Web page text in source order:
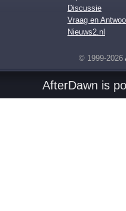
Discussie
Vraag en
Nieuws2.nl
© 1999-2026
AfterDawn is